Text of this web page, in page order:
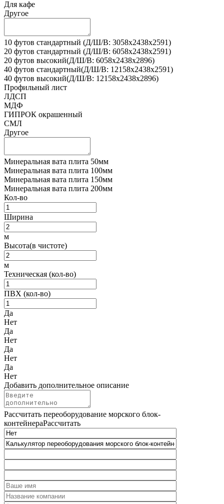
Для кафе
Другое
10 футов стандартный (Д/Ш/В: 3058х2438х2591)
20 футов стандартный (Д/Ш/В: 6058х2438х2591)
20 футов высокий(Д/Ш/В: 6058х2438х2896)
40 футов стандартный(Д/Ш/В: 12158х2438х2591)
40 футов высокий(Д/Ш/В: 12158х2438х2896)
Профильный лист
ЛДСП
МДФ
ГИПРОК окрашенный
СМЛ
Другое
Минеральная вата плита 50мм
Минеральная вата плита 100мм
Минеральная вата плита 150мм
Минеральная вата плита 200мм
Кол-во
Ширина
м
Высота(в чистоте)
м
Техническая (кол-во)
ПВХ (кол-во)
Да
Нет
Да
Нет
Да
Нет
Да
Нет
Добавить дополнительное описание
Рассчитать переоборудование морского блок-
контейнераРассчитать